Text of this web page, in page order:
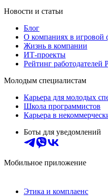
Новости и статьи
Блог
О компаниях в игровой
Жизнь в компании
ИТ-проекты
Рейтинг работодателей
Молодым специалистам
Карьера для молодых
Школа программистов
Карьера в
Боты для уведомлений
Мобильное приложение
Этика и комплаенс